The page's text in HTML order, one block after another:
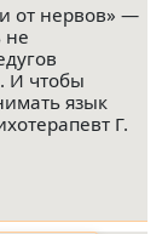
от нервов» —
не
И чтобы
язык
Г.